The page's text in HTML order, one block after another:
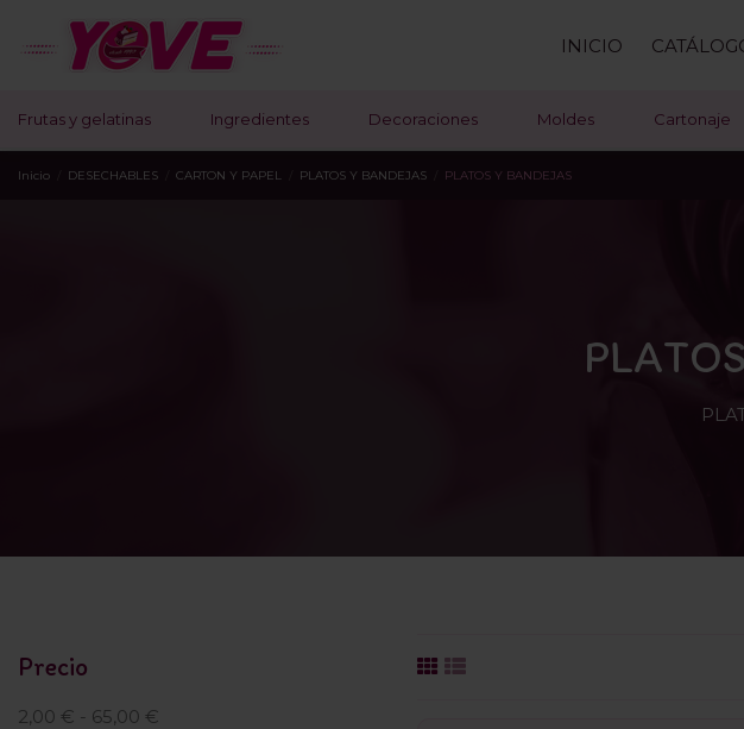
INICIO
Frutas y gelatinas Ingredientes Decoraciones Moldes Cartonaje
Inicio DESECHABLES CARTON Y PAPEL PLATOS Y BANDEJAS PLATOS Y BANDEJAS
Precio
2,00 € - 65,00 €